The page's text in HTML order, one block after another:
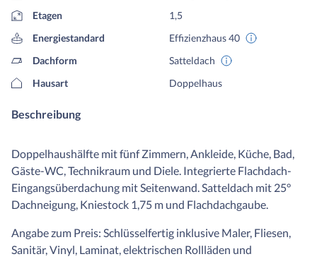
Etagen
1,5
Energiestandard
Effizienzhaus 40
Dachform
Satteldach
Hausart
Doppelhaus
Beschreibung
Doppelhaushälfte mit fünf Zimmern, Ankleide, Küche, Bad,
Gäste-WC, Technikraum und Diele. Integrierte Flachdach-
Eingangsüberdachung mit Seitenwand. Satteldach mit 25°
Dachneigung, Kniestock 1,75 m und Flachdachgaube.
Angabe zum Preis: Schlüsselfertig inklusive Maler, Fliesen,
Sanitär, Vinyl, Laminat, elektrischen Rollläden und